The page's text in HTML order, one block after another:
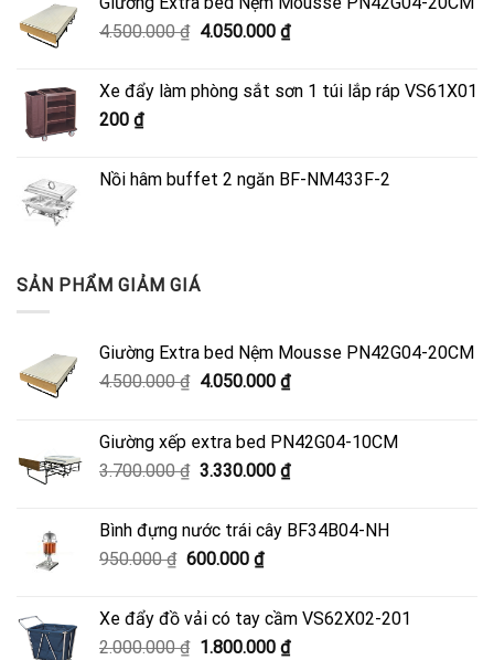
4.500.000₫ Giá
4.500.000 ₫.
4.050.000 ₫Giá
là:
Xe đẩy làm phòng sắt sơn 1 túi lắp ráp VS61X01
200 ₫
Nồi hâm buffet 2 ngăn BF-NM433F-2
SẢN PHẨM GIẢM GIÁ
Giường Extra bed Nệm Mousse PN42G04-20CM
4.500.000₫ Giá
4.500.000 ₫.
4.050.000 ₫Giá
là:
4.050.000 ₫.
Giường xếp extra bed PN42G04-10CM
3.700.000₫ Giá
3.700.000 ₫.
3.330.000 ₫Giá
là:
Bình đựng nước trái cây BF34B04-NH
950.000₫ Giá
950.000 ₫.
600.000 ₫Giá
là:
600.000 ₫.
Xe đẩy đồ vải có tay cầm VS62X02-201
2.000.000₫ Giá
1.800.000 ₫Giá